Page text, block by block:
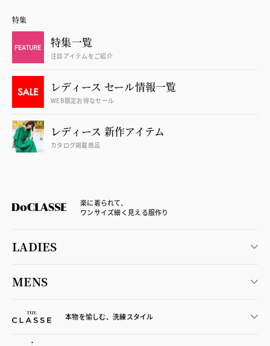
特集
特集一覧
注目アイテムをご紹介
レディース セール情報一覧
WEB限定お得なセール
レディース 新作アイテム
カタログ掲載商品
楽に着られて、
ワンサイズ細く見える服作り
LADIES
MENS
本物を愉しむ、洗練スタイル